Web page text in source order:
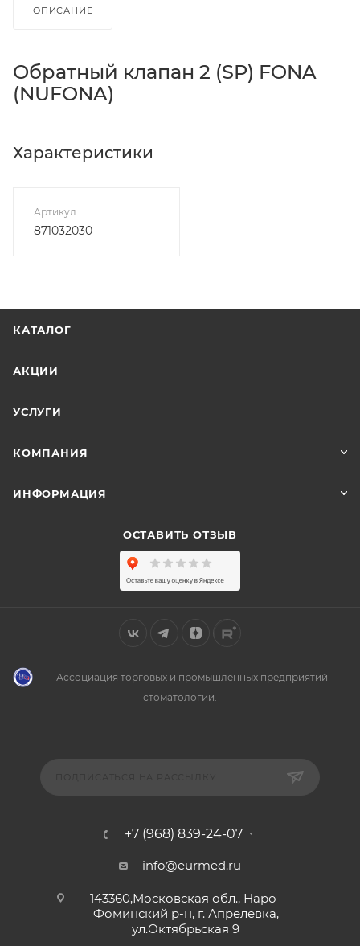
ОПИСАНИЕ
Обратный клапан 2 (SP) FONA
(NUFONA)
Характеристики
Артикул
871032030
КАТАЛОГ
АКЦИИ
УСЛУГИ
КОМПАНИЯ
ИНФОРМАЦИЯ
ОСТАВИТЬ ОТЗЫВ
Ассоциация торговых и промышленных предприятий
стоматологии.
+7 (968) 839-24-07
info@eurmed.ru
143360,Московская обл., Наро-
Фоминский р-н, г. Апрелевка,
ул.Октябрьская 9